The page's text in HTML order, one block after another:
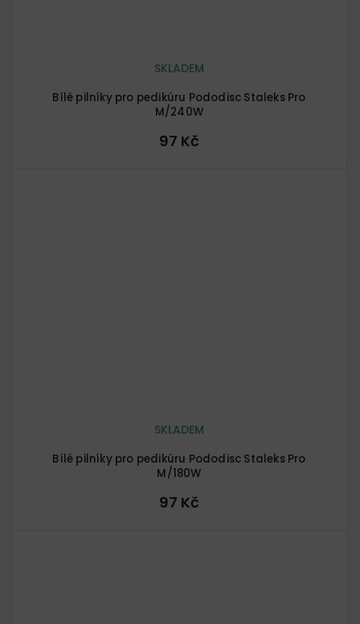
Bílé pilníky pro pedikúru Pododisc Staleks Pro
M/240W
SKLADEM
97 Kč
Bílé pilníky pro pedikúru Pododisc Staleks Pro
M/180W
SKLADEM
97 Kč